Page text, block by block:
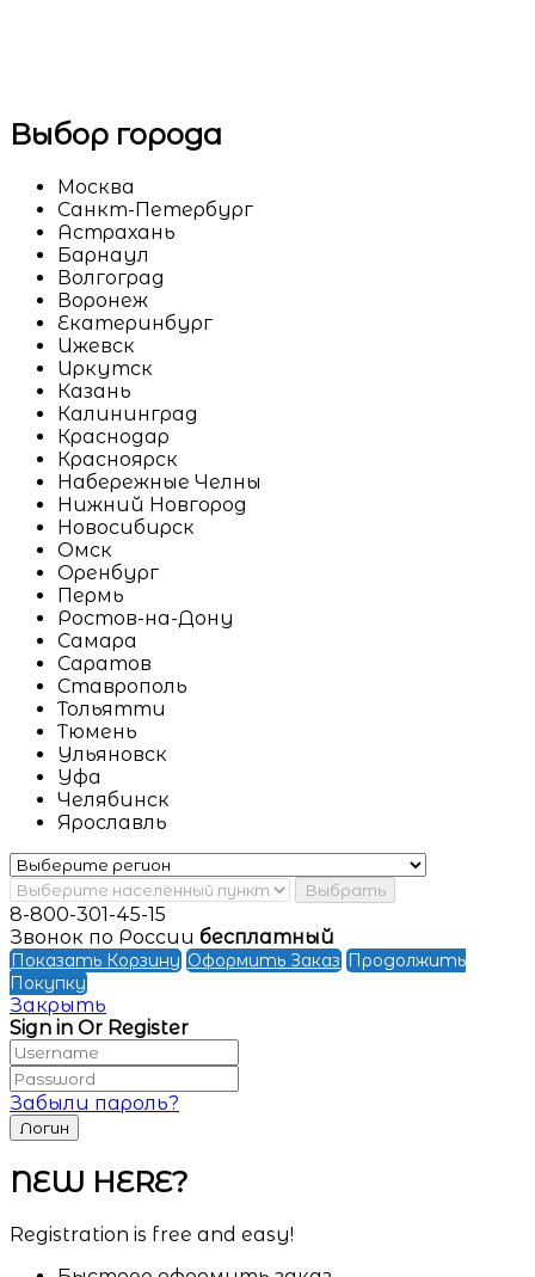
Выбор города
Москва
Санкт-Петербург
Астрахань
Барнаул
Волгоград
Воронеж
Екатеринбург
Ижевск
Иркутск
Казань
Калининград
Краснодар
Красноярск
Набережные Челны
Нижний Новгород
Новосибирск
Омск
Оренбург
Пермь
Ростов-на-Дону
Самара
Саратов
Ставрополь
Тольятти
Тюмень
Ульяновск
Уфа
Челябинск
Ярославль
Выбрать
8-800-301-45-15
Звонок по России бесплатный
Показать Корзину Оформить Заказ Продолжить
Покупку
Закрыть
Sign in Or Register
Забыли пароль?
NEW HERE?
Registration is free and easy!